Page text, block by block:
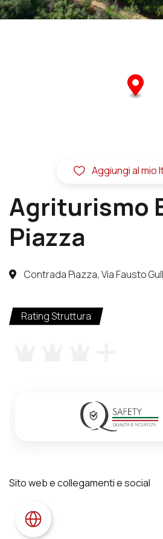
Agriturismo
Piazza
Aggiungi al mio
Contrada Piazza, Via Fausto
Rating Struttura
Sito web e collegamenti e social